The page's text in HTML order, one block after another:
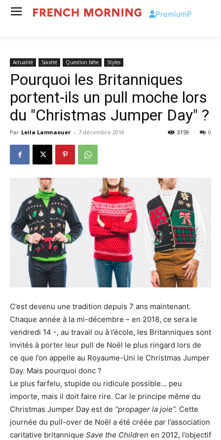
PremiumP
Actualité Société Question bête Styles
Pourquoi les Britanniques
portent-ils un pull moche lors
du "Christmas Jumper Day" ?
Par Leila Lamnaouer - 7 décembre 2018 0
3159
C’est devenu une tradition depuis 7 ans maintenant.
Chaque année à la mi-décembre – en 2018, ce sera le
vendredi 14 -, au travail ou à l’école, les Britanniques sont
invités à porter leur pull de Noël le plus ringard lors de
ce que l’on appelle au Royaume-Uni le Christmas Jumper
Day. Mais pourquoi donc ?
Le plus farfelu, stupide ou ridicule possible… peu
importe, mais il doit faire rire. Car le principe même du
Christmas Jumper Day est de “propager la joie”. Cette
journée du pull-over de Noël a été créée par l’association
caritative britannique Save the Children en 2012, l’objectif